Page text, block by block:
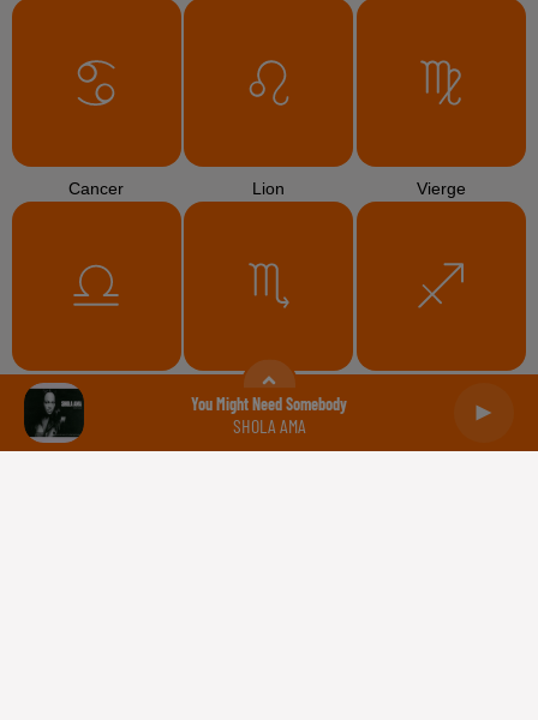
You Might Need Somebody
SHOLA AMA
Cancer Lion Vierge
Balance Scorpion